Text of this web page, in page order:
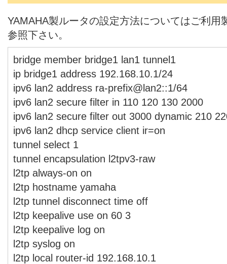
YAMAHA製ルータの設定方法についてはご利用
参照下さい。
bridge member bridge1 lan1 tunnel1
ip bridge1 address 192.168.10.1/24
ipv6 lan2 address ra-prefix@lan2::1/64
ipv6 lan2 secure filter in 110 120 130 2000
ipv6 lan2 secure filter out 3000 dynamic 210
ipv6 lan2 dhcp service client ir=on
tunnel select 1
tunnel encapsulation l2tpv3-raw
l2tp always-on on
l2tp hostname yamaha
l2tp tunnel disconnect time off
l2tp keepalive use on 60 3
l2tp keepalive log on
l2tp syslog on
l2tp local router-id 192.168.10.1